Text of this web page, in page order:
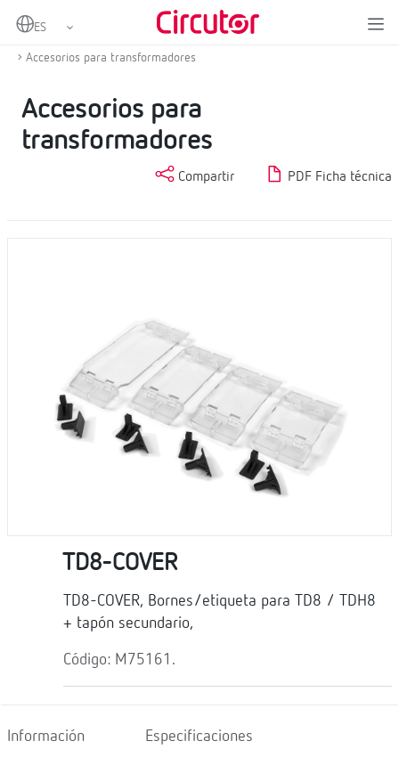
Home
Transformadores de corriente y shunts
Accesorios para transformadores
Accesorios para
transformadores
Compartir PDF Ficha técnica
TD8-COVER
TD8-COVER, Bornes/etiqueta para TD8 / TDH8
+ tapón secundario,
Código: M75161.
Información Especificaciones